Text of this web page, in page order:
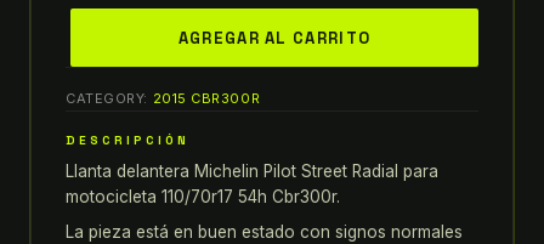
PILOT
STREET
RADIAL
para
motocicleta
AGREGAR AL CARRITO
CATEGORY: 2015 CBR300R
DESCRIPCIÓN
Llanta delantera Michelin Pilot Street Radial para
motocicleta 110/70r17 54h Cbr300r.
La pieza está en buen estado con signos normales